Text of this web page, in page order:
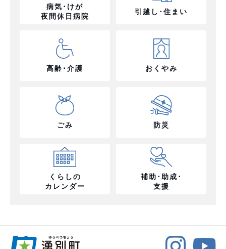
病気･けが
夜間休日病院
引越し･住まい
高齢･介護 おくやみ
ごみ 防災
くらしの
カレンダー
補助･助成･
支援